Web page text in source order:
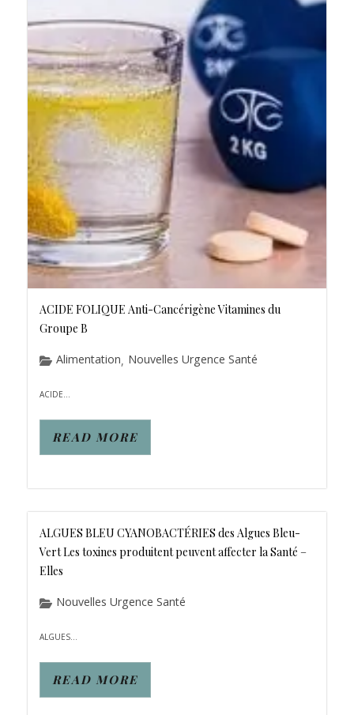
ACIDE FOLIQUE Anti-Cancérigène Vitamines du
Groupe B
Alimentation, Nouvelles Urgence Santé
ACIDE...
READ MORE
ALGUES BLEU CYANOBACTÉRIES des Algues Bleu-
Vert Les toxines produitent peuvent affecter la Santé –
Elles
Nouvelles Urgence Santé
ALGUES...
READ MORE